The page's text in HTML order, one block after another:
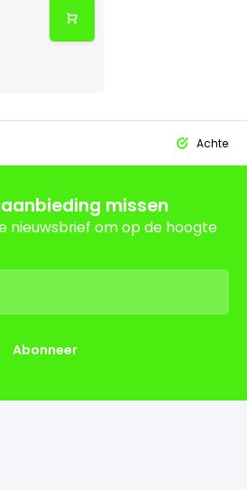
Achteraf
missen
nieuwsbrief om op de hoogte
Abonneer